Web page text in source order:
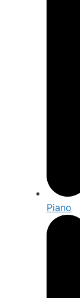
Piano